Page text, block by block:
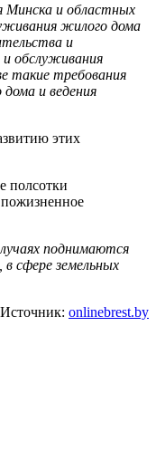
Минска и областных
жилого дома
и
обслуживания
такие требования
и ведения
этих
полсотки
поднимаются
сфере земельных
Источник: onlinebrest.by